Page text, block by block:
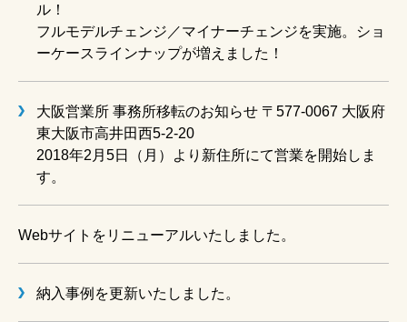
ル！
フルモデルチェンジ／マイナーチェンジを実施。ショ
ーケースラインナップが増えました！
大阪営業所 事務所移転のお知らせ 〒577-0067 大阪府
東大阪市高井田西5-2-20
2018年2月5日（月）より新住所にて営業を開始しま
す。
Webサイトをリニューアルいたしました。
納入事例を更新いたしました。